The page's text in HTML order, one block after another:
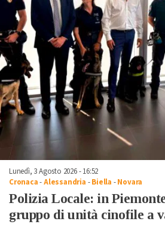
Lunedì, 3 Agosto 2026 - 16:52
Cronaca-Alessandria -Biella -Novara
Polizia Locale: in
gruppo di unità cinofile a